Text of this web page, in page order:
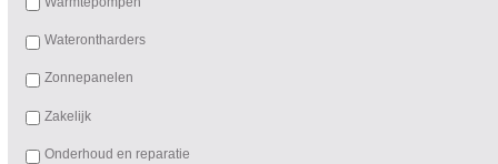
Waterontharders
Zonnepanelen
Zakelijk
Onderhoud en reparatie